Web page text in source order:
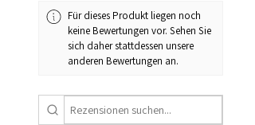
Für dieses Produkt liegen noch
keine Bewertungen vor. Sehen Sie
sich daher stattdessen unsere
anderen Bewertungen an.